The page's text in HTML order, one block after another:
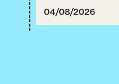
04/08/2026